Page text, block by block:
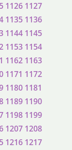
1126 1127
1135 1136
1144 1145
1153 1154
1162 1163
1171 1172
1180 1181
1189 1190
1198 1199
1207 1208
1216 1217